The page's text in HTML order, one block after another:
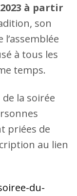
à partir
son
à tous les
temps.
la soirée
priées de
au lien
du-